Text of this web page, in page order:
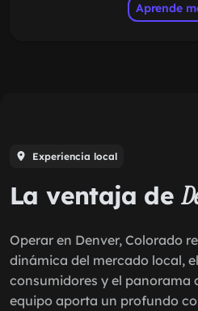
Aprende
Experiencia local
La ventaja de
Operar en Denver, Colorado
dinámica del mercado local,
consumidores y el panorama
equipo aporta un profundo